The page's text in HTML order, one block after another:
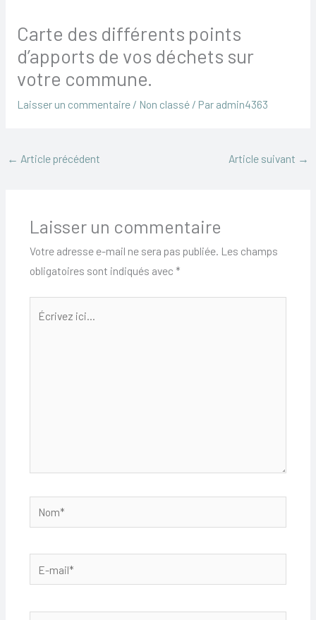
Carte des différents points
d’apports de vos déchets sur
votre commune.
Laisser un commentaire / Non classé/ Par admin4363
← Article précédent Article suivant →
Laisser un commentaire
Votre adresse e-mail ne sera pas publiée. Les champs
obligatoires sont indiqués avec *
Nom*
mail*